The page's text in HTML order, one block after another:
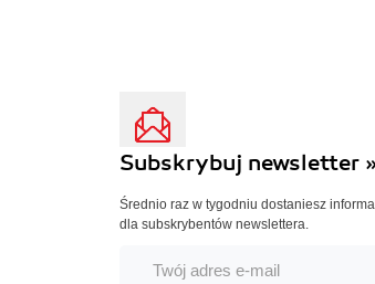
Subskrybuj newsletter
Średnio raz w tygodniu dostaniesz
dla subskrybentów newslettera.